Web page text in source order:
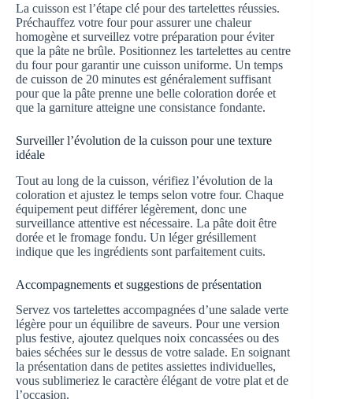
La cuisson est l’étape clé pour des tartelettes réussies.
Préchauffez votre four pour assurer une chaleur
homogène et surveillez votre préparation pour éviter
que la pâte ne brûle. Positionnez les tartelettes au centre
du four pour garantir une cuisson uniforme. Un temps
de cuisson de 20 minutes est généralement suffisant
pour que la pâte prenne une belle coloration dorée et
que la garniture atteigne une consistance fondante.
Surveiller l’évolution de la cuisson pour une texture
idéale
Tout au long de la cuisson, vérifiez l’évolution de la
coloration et ajustez le temps selon votre four. Chaque
équipement peut différer légèrement, donc une
surveillance attentive est nécessaire. La pâte doit être
dorée et le fromage fondu. Un léger grésillement
indique que les ingrédients sont parfaitement cuits.
Accompagnements et suggestions de présentation
Servez vos tartelettes accompagnées d’une salade verte
légère pour un équilibre de saveurs. Pour une version
plus festive, ajoutez quelques noix concassées ou des
baies séchées sur le dessus de votre salade. En soignant
la présentation dans de petites assiettes individuelles,
vous sublimeriez le caractère élégant de votre plat et de
l’occasion.